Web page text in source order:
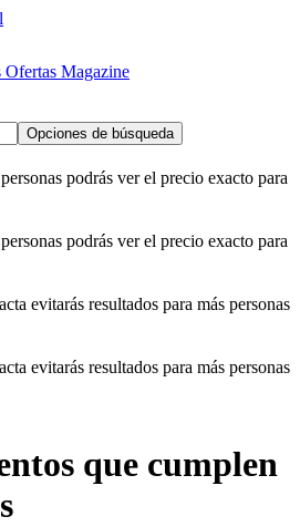
Ofertas Magazine
Opciones de búsqueda
podrás ver el precio exacto para
podrás ver el precio exacto para
evitarás resultados para más personas
evitarás resultados para más personas
que cumplen